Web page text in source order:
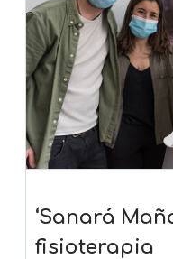
‘Sanará
fisioterapia